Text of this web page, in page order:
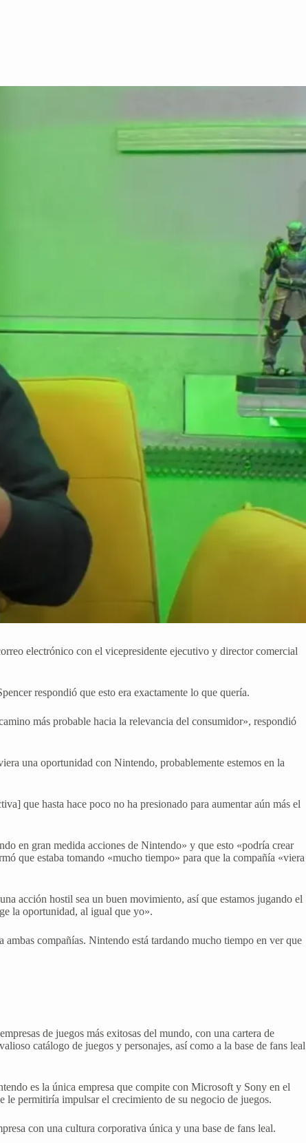
electrónico con el vicepresidente ejecutivo y director comercial
respondió que esto era exactamente lo que quería.
más probable hacia la relevancia del consumidor», respondió
una oportunidad con Nintendo, probablemente estemos en la
que hasta hace poco no ha presionado para aumentar aún más el
en gran medida acciones de Nintendo» y que esto «podría crear
que estaba tomando «mucho tiempo» para que la compañía «viera
acción hostil sea un buen movimiento, así que estamos jugando el
la oportunidad, al igual que yo».
compañías. Nintendo está tardando mucho tiempo en ver que
de juegos más exitosas del mundo, con una cartera de
catálogo de juegos y personajes, así como a la base de fans leal
es la única empresa que compite con Microsoft y Sony en el
le permitiría impulsar el crecimiento de su negocio de juegos.
con una cultura corporativa única y una base de fans leal.